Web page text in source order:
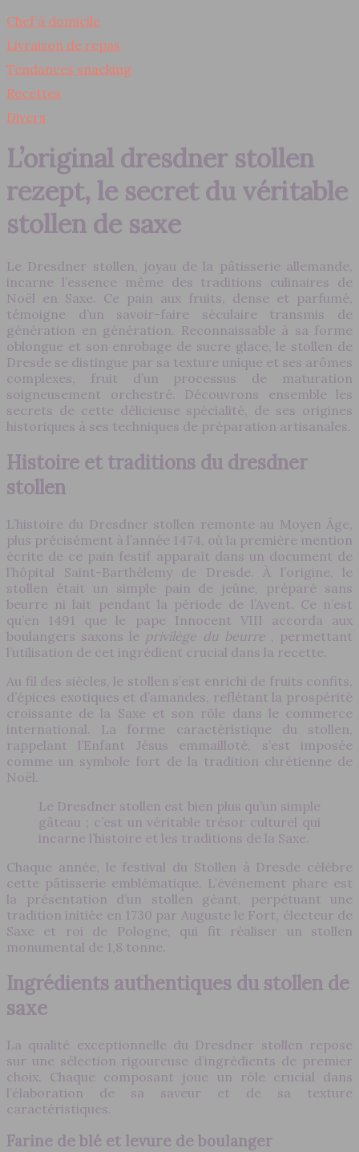
Chef à domicile
Livraison de repas
Tendances snacking
Recettes
Divers
L’original dresdner stollen
rezept, le secret du véritable
stollen de saxe
Le Dresdner stollen, joyau de la pâtisserie allemande,
incarne l’essence même des traditions culinaires de
Noël en Saxe. Ce pain aux fruits, dense et parfumé,
témoigne d’un savoir-faire séculaire transmis de
génération en génération. Reconnaissable à sa forme
oblongue et son enrobage de sucre glace, le stollen de
Dresde se distingue par sa texture unique et ses arômes
complexes, fruit d’un processus de maturation
soigneusement orchestré. Découvrons ensemble les
secrets de cette délicieuse spécialité, de ses origines
historiques à ses techniques de préparation artisanales.
Histoire et traditions du dresdner
stollen
L’histoire du Dresdner stollen remonte au Moyen Âge,
plus précisément à l’année 1474, où la première mention
écrite de ce pain festif apparaît dans un document de
l’hôpital Saint-Barthélemy de Dresde. À l’origine, le
stollen était un simple pain de jeûne, préparé sans
beurre ni lait pendant la période de l’Avent. Ce n’est
qu’en 1491 que le pape Innocent VIII accorda aux
boulangers saxons le privilège du beurre
, permettant
l’utilisation de cet ingrédient crucial dans la recette.
Au fil des siècles, le stollen s’est enrichi de fruits confits,
d’épices exotiques et d’amandes, reflétant la prospérité
croissante de la Saxe et son rôle dans le commerce
international. La forme caractéristique du stollen,
rappelant l’Enfant Jésus emmailloté, s’est imposée
comme un symbole fort de la tradition chrétienne de
Noël.
Le Dresdner stollen est bien plus qu’un simple
gâteau ; c’est un véritable trésor culturel qui
incarne l’histoire et les traditions de la Saxe.
Chaque année, le festival du Stollen à Dresde célèbre
cette pâtisserie emblématique. L’événement phare est
la présentation d’un stollen géant, perpétuant une
tradition initiée en 1730 par Auguste le Fort, électeur de
Saxe et roi de Pologne, qui fit réaliser un stollen
monumental de 1,8 tonne.
Ingrédients authentiques du stollen de
saxe
La qualité exceptionnelle du Dresdner stollen repose
sur une sélection rigoureuse d’ingrédients de premier
choix. Chaque composant joue un rôle crucial dans
l’élaboration de sa saveur et de sa texture
caractéristiques.
Farine de blé et levure de boulanger